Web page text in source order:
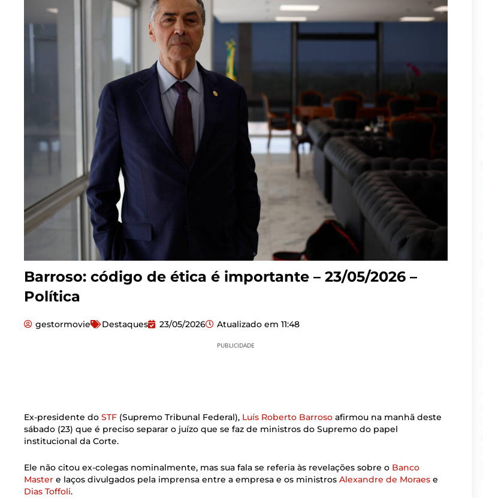
Barroso: código de ética é importante – 23/05/2026 –
Política
gestormovie Destaques 23/05/2026 Atualizado em 11:48
PUBLICIDADE
Ex-presidente do STF (Supremo Tribunal Federal), Luís Roberto Barroso afirmou na manhã deste
sábado (23) que é preciso separar o juízo que se faz de ministros do Supremo do papel
institucional da Corte.
Ele não citou ex-colegas nominalmente, mas sua fala se referia às revelações sobre o Banco
Master e laços divulgados pela imprensa entre a empresa e os ministros Alexandre de Moraes e
Dias Toffoli.